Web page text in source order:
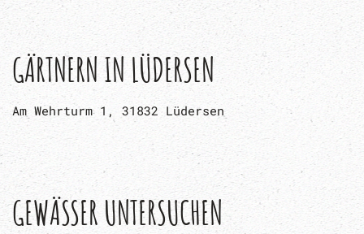
GÄRTNERN IN LÜDERSEN
Am Wehrturm 1, 31832 Lüdersen
GEWÄSSER UNTERSUCHEN